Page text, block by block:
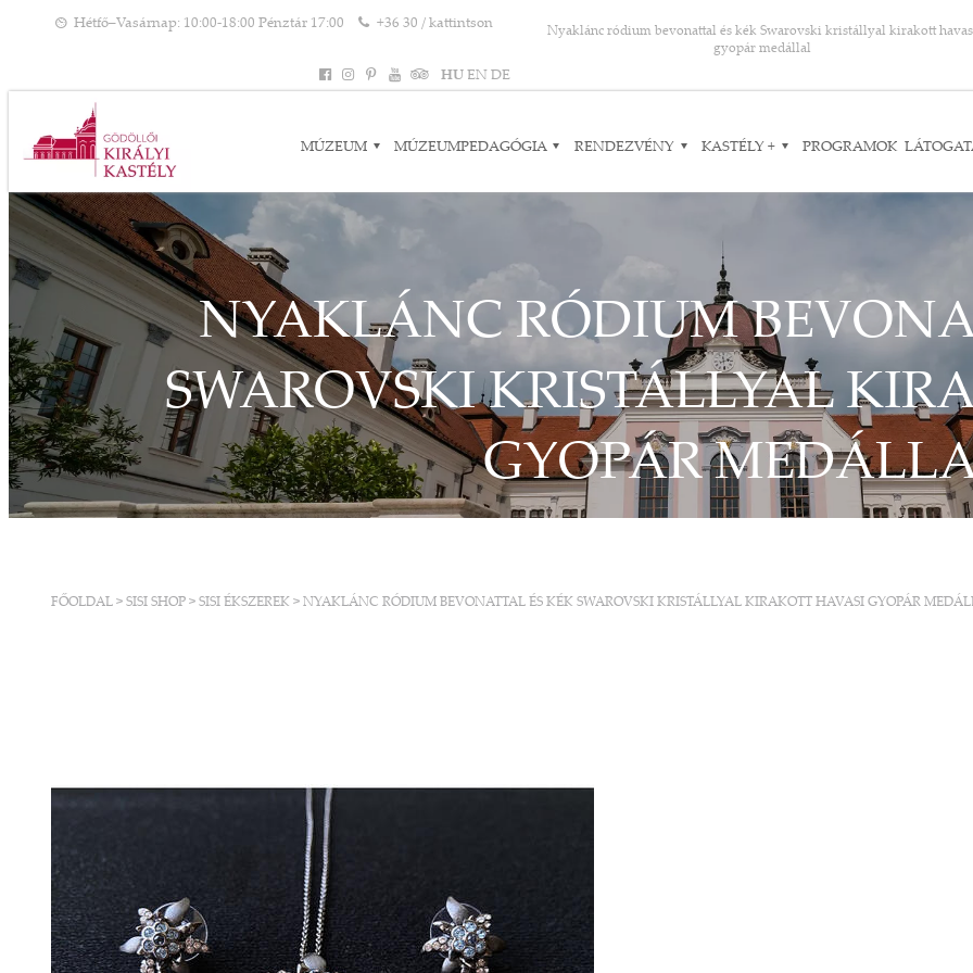
Hétfő–Vasárnap: 10:00-18:00 Pénztár 17:00 +36 30 / kattintson
Nyaklánc ródium bevonattal és kék Swarovski kristállyal kirakott
gyopár medállal
HU EN DE
MÚZEUM MÚZEUMPEDAGÓGIA RENDEZVÉNY KASTÉLY + PROGRAMOK
NYAKLÁNC RÓDIUM
SWAROVSKI KRISTÁLLYAL
GYOPÁR
FŐOLDAL > SISI SHOP > SISI ÉKSZEREK > NYAKLÁNC RÓDIUM BEVONATTAL ÉS KÉK SWAROVSKI KRISTÁLLYAL KIRAKOTT HAVASI GYOPÁR